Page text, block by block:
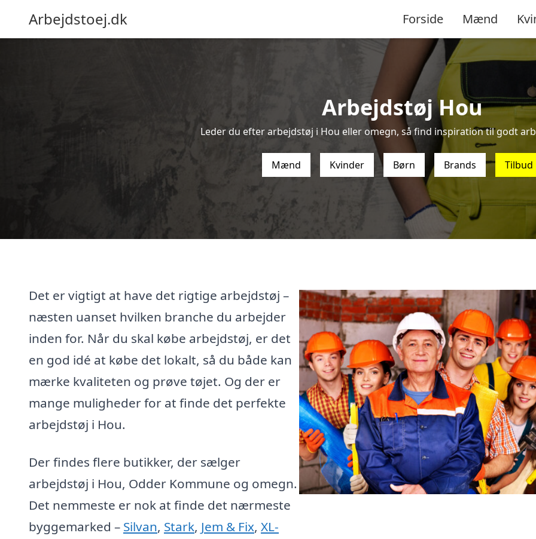
Arbejdstoej.dk Forside Mænd
Arbejdstøj Hou
Leder du efter arbejdstøj i Hou eller omegn, så find inspiration til godt
Mænd Kvinder Børn Brands Tilbud
Det er vigtigt at have det rigtige arbejdstøj –
næsten uanset hvilken branche du arbejder
inden for. Når du skal købe arbejdstøj, er det
en god idé at købe det lokalt, så du både kan
mærke kvaliteten og prøve tøjet. Og der er
mange muligheder for at finde det perfekte
arbejdstøj i Hou.
Der findes flere butikker, der sælger
arbejdstøj i Hou, Odder Kommune og omegn.
Det nemmeste er nok at finde det nærmeste
byggemarked – Silvan, Stark, Jem & Fix, XL-